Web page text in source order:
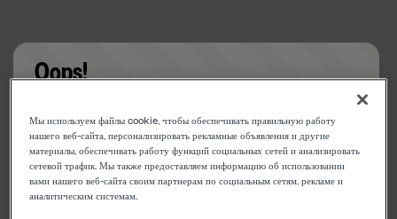
Oops!
Something went wrong. Please try refreshing the
app
Мы используем файлы cookie, чтобы обеспечивать правильную работу
нашего веб-сайта, персонализировать рекламные объявления и другие
материалы, обеспечивать работу функций социальных сетей и анализировать
сетевой трафик. Мы также предоставляем информацию об использовании
вами нашего веб-сайта своим партнерам по социальным сетям, рекламе и
аналитическим системам.